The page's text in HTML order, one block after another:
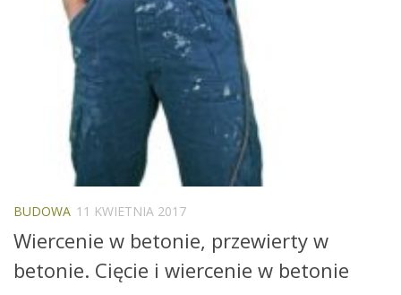
BUDOWA 11 KWIETNIA 2017
Wiercenie w betonie, przewierty w
betonie. Cięcie i wiercenie w betonie